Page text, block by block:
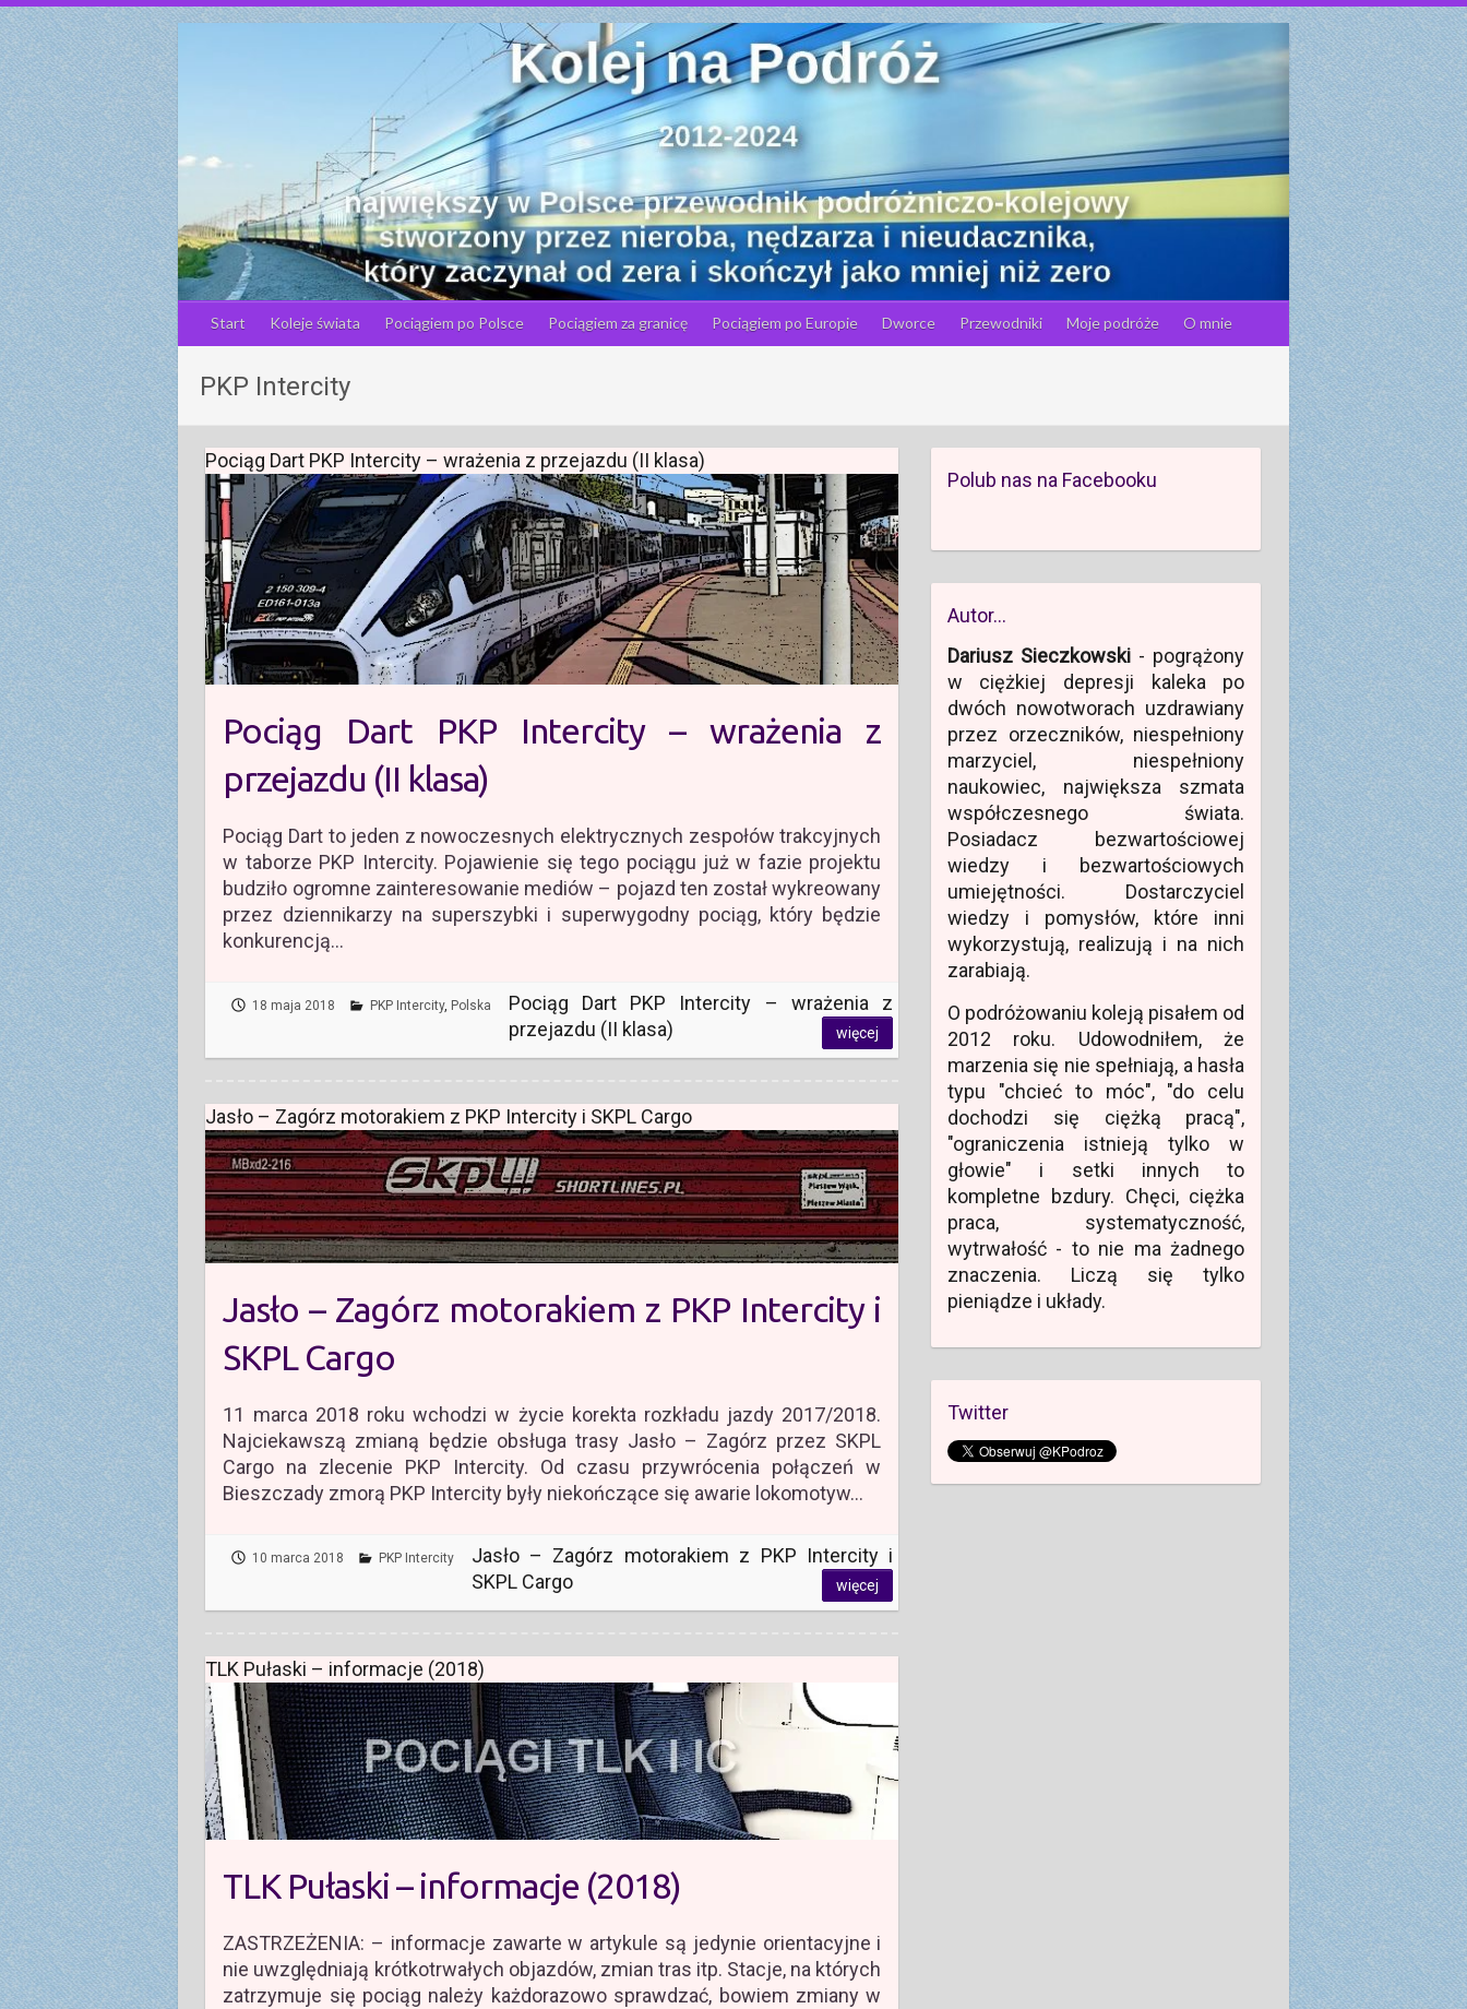
S
k
i
p
t
o
c
o
n
t
e
n
t
Start Koleje świata Pociągiem po Polsce Pociągiem za granicę Pociągiem po Europie Dworce Przewodniki Moje podróże O mnie
PKP Intercity
Pociąg Dart PKP Intercity – wrażenia z przejazdu (II klasa)
Pociąg Dart PKP Intercity – wrażenia z
przejazdu (II klasa)
Pociąg Dart to jeden z nowoczesnych elektrycznych zespołów trakcyjnych
w taborze PKP Intercity. Pojawienie się tego pociągu już w fazie projektu
budziło ogromne zainteresowanie mediów – pojazd ten został wykreowany
przez dziennikarzy na superszybki i superwygodny pociąg, który będzie
konkurencją…
18 maja 2018 PKP Intercity, Polska
Pociąg Dart PKP Intercity – wrażenia z
przejazdu (II klasa)
więcej
Jasło – Zagórz motorakiem z PKP Intercity i SKPL Cargo
Jasło – Zagórz motorakiem z PKP Intercity i
SKPL Cargo
11 marca 2018 roku wchodzi w życie korekta rozkładu jazdy 2017/2018.
Najciekawszą zmianą będzie obsługa trasy Jasło – Zagórz przez SKPL
Cargo na zlecenie PKP Intercity. Od czasu przywrócenia połączeń w
Bieszczady zmorą PKP Intercity były niekończące się awarie lokomotyw…
10 marca 2018 PKP Intercity
Jasło – Zagórz motorakiem z PKP Intercity i
SKPL Cargo
więcej
TLK Pułaski – informacje (2018)
TLK Pułaski – informacje (2018)
ZASTRZEŻENIA: – informacje zawarte w artykule są jedynie orientacyjne i
nie uwzględniają krótkotrwałych objazdów, zmian tras itp. Stacje, na których
zatrzymuje się pociąg należy każdorazowo sprawdzać, bowiem zmiany w
Polub nas na Facebooku
Autor…
Dariusz Sieczkowski - pogrążony
w ciężkiej depresji kaleka po
dwóch nowotworach uzdrawiany
przez orzeczników, niespełniony
marzyciel, niespełniony
naukowiec, największa szmata
współczesnego świata.
Posiadacz bezwartościowej
wiedzy i bezwartościowych
umiejętności. Dostarczyciel
wiedzy i pomysłów, które inni
wykorzystują, realizują i na nich
zarabiają.
O podróżowaniu koleją pisałem od
2012 roku. Udowodniłem, że
marzenia się nie spełniają, a hasła
typu "chcieć to móc", "do celu
dochodzi się ciężką pracą",
"ograniczenia istnieją tylko w
głowie" i setki innych to
kompletne bzdury. Chęci, ciężka
praca, systematyczność,
wytrwałość - to nie ma żadnego
znaczenia. Liczą się tylko
pieniądze i układy.
Twitter